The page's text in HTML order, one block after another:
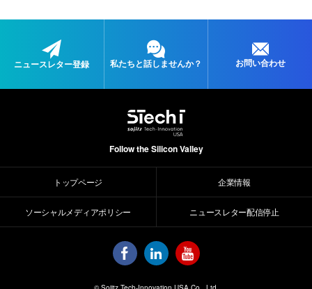
ニュースレター登録 私たちと話しませんか？ お問い合わせ
Follow the Silicon Valley
トップページ 企業情報
ソーシャルメディアポリシー ニュースレター配信停止